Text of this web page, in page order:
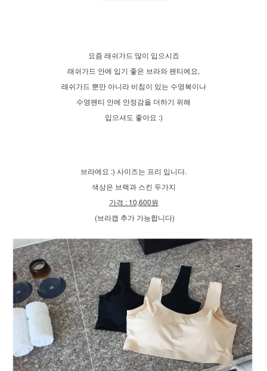
요즘 래쉬가드 많이 입으시죠
래쉬가드 안에 입기 좋은 브라와 팬티에요,
래쉬가드 뿐만 아니라 비침이 있는 수영복이나
수영팬티 안에 안정감을 더하기 위해
입으셔도 좋아요 :)
브라에요 :) 사이즈는 프리 입니다.
색상은 브랙과 스킨 두가지
가격 : 10,600원
(브라캡 추가 가능합니다)